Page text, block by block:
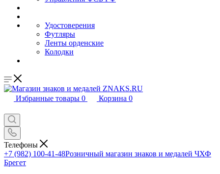
Удостоверения
Футляры
Ленты орденские
Колодки
Избранные товары 0 Корзина 0
Телефоны
+7 (982) 100-41-48Розничный магазин знаков и медалей ЧХФ
Брегет